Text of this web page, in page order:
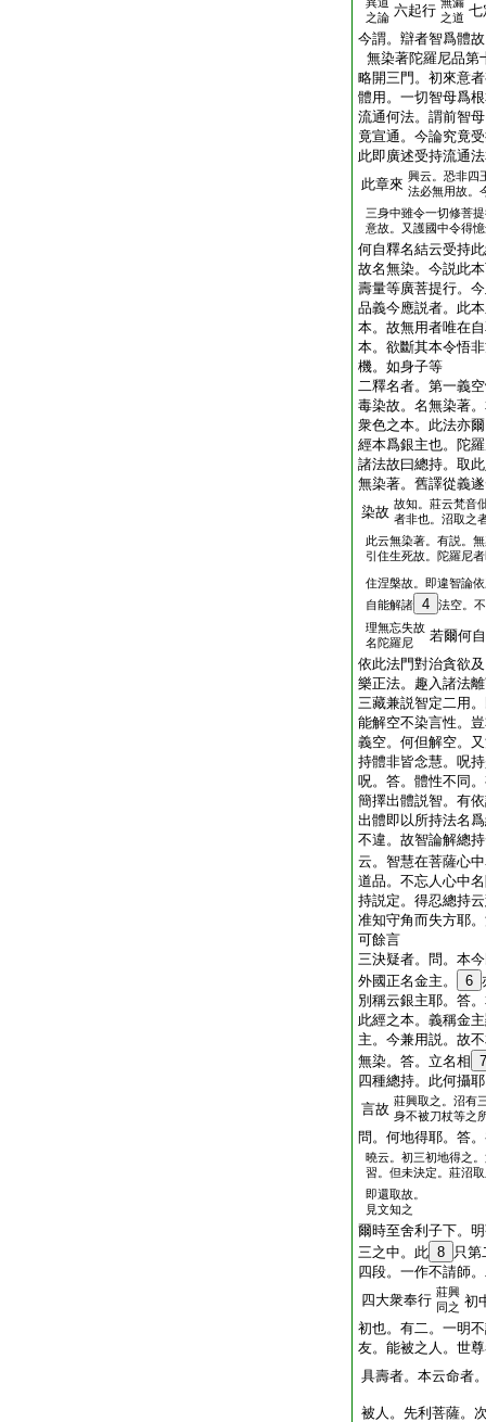
之論 六起行 之道 七
今謂。辯者智爲體
無染著陀羅尼品第
略開三門。初來意
體用。一切智母爲
流通何法。謂前智
竟宣通。今論究竟
此即廣述受持流通
此章來 興云。恐非四
法必無用故。
三身中雖令一切修菩
意故。又護國中令得
何自釋名結云受持
故名無染。今説此
壽量等廣菩提行。
品義今應説者。此
本。故無用者唯在
本。欲斷其本令悟
機。如身子等
二釋名者。第一義
毒染故。名無染著
衆色之本。此法亦
經本爲銀主也。陀
諸法故曰總持。取
無染著。舊譯從義
染故 故知。莊云梵音
者非也。沼取之
此云無染著。有説。
引住生死故。陀羅尼
住涅槃故。即違智論
自能解諸
4
法空。
理無忘失故
名陀羅尼
若爾何
依此法門對治貪欲
樂正法。趣入諸法
三藏兼説智定二用
能解空不染言性。
義空。何但解空。
持體非皆念慧。呪
呪。答。體性不同
簡擇出體説智。有
出體即以所持法名
不違。故智論解總
云。智慧在菩薩心
道品。不忘人心中
持説定。得忍總持
准知守角而失方耶
可餘言
三決疑者。問。本
外國正名金主。
6
別稱云銀主耶。答
此經之本。義稱金
主。今兼用説。故
無染。答。立名相 7
四種總持。此何攝
言故 莊興取之。沼有
身不被刀杖等之
問。何地得耶。答
曉云。初三初地得之
習。但未決定。莊沼
即還取故。
見文知之
爾時至舍利子下。
三之中。此 8 只第
四段。一作不請師
四大衆奉行 莊興
同之 初
初也。有二。一明
友。能被之人。世
具壽者。本云命者
被人。先利菩薩。